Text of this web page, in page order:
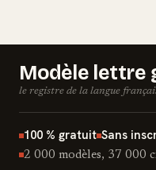
Modèle lettre
le registre de la langue
100 % gratuit Sans
2 000 modèles, 37 000